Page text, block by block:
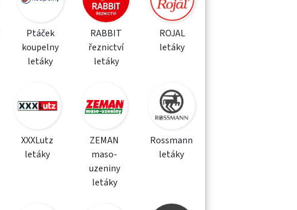
Ptáček
koupelny
letáky
RABBIT
řeznictví
letáky
ROJAL
letáky
XXXLutz
letáky
ZEMAN
maso-
uzeniny
letáky
Rossmann
letáky